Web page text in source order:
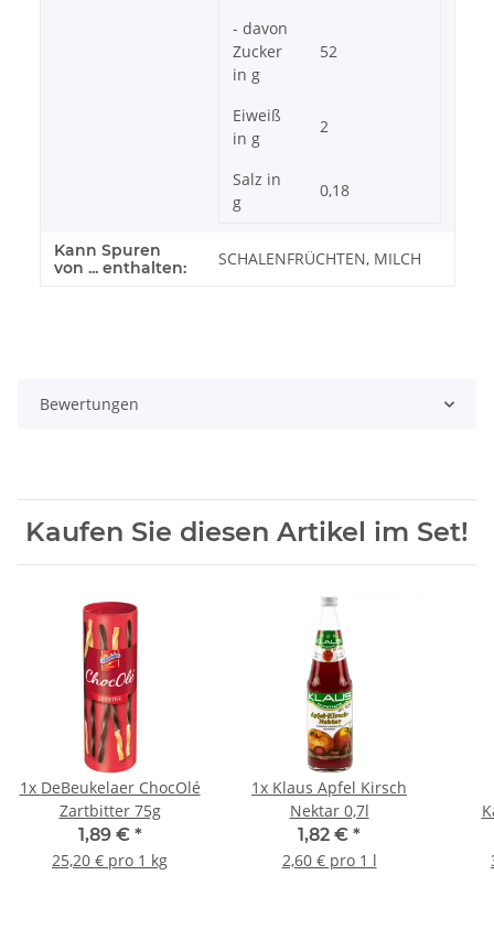
- davon
Zucker
in g
52
Eiweiß
in g
2
Salz in
g
0,18
Kann Spuren
von ... enthalten:
SCHALENFRÜCHTEN, MILCH
Bewertungen
Kaufen Sie diesen Artikel im Set!
1x DeBeukelaer ChocOlé
Zartbitter 75g
1,89 € *
25,20 € pro 1 kg
1x Klaus Apfel Kirsch
Nektar 0,7l
1,82 € *
2,60 € pro 1 l